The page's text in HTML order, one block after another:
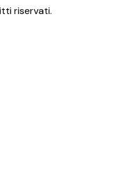
riservati.